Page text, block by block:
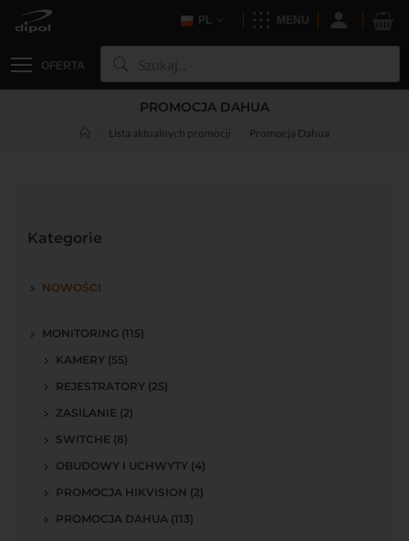
PL MENU
OFERTA
PROMOCJA DAHUA
Lista aktualnych promocji Promocja Dahua
Kategorie
NOWOŚCI
MONITORING (115)
KAMERY (55)
REJESTRATORY (25)
ZASILANIE (2)
SWITCHE (8)
OBUDOWY I UCHWYTY (4)
PROMOCJA HIKVISION (2)
PROMOCJA DAHUA (113)